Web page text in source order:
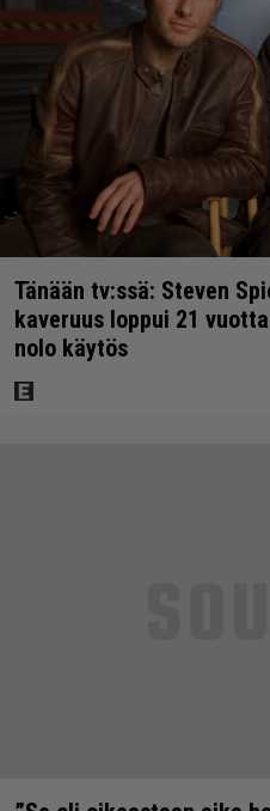
Tänään tv:ssä: Steven
kaveruus loppui 21
nolo käytös